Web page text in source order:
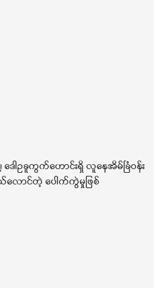
ေါဥခူကွက်ဟောင်းရှိ လူနေအိမ်ခြံဝန်း
ောင်တဲ့ ပေါက်ကွဲမှုဖြစ်